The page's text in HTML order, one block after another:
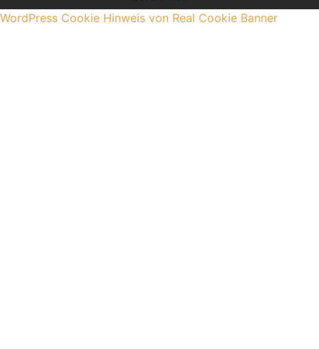
WordPress Cookie Hinweis von Real Cookie Banner